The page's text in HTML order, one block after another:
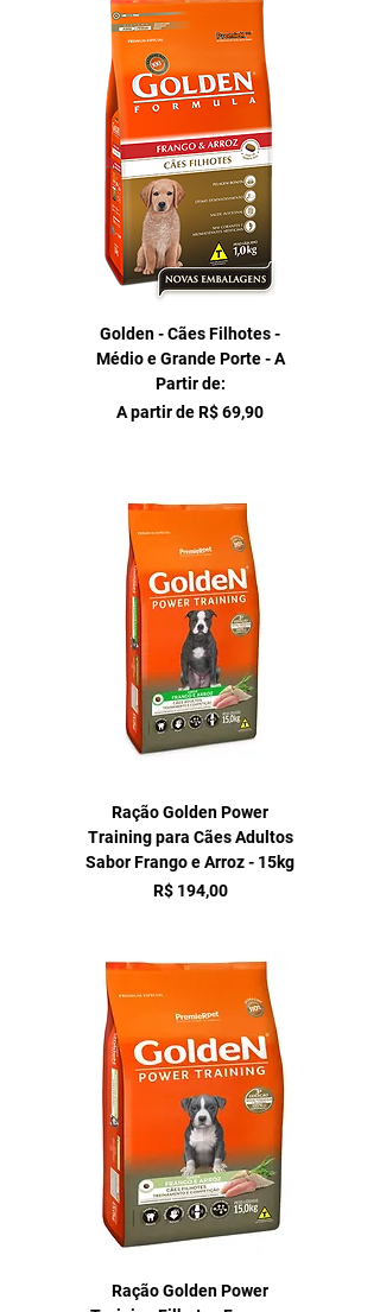
Golden - Cães Filhotes -
Médio e Grande Porte - A
Partir de:
A partir deR$ 69,90
Preço promocional
Ração Golden Power
Training para Cães Adultos
Sabor Frango e Arroz - 15kg
Preço
R$ 194,00
Ração Golden Power